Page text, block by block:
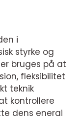
i
styrke og
bruges på at
fleksibilitet
teknik
kontrollere
dens energi